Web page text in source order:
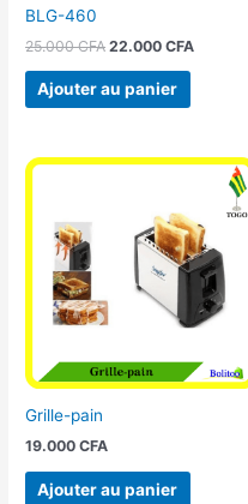
BLG-460
25.000CFA 22.000CFA
Ajouter au panier
Grille-pain
19.000CFA
Ajouter au panier